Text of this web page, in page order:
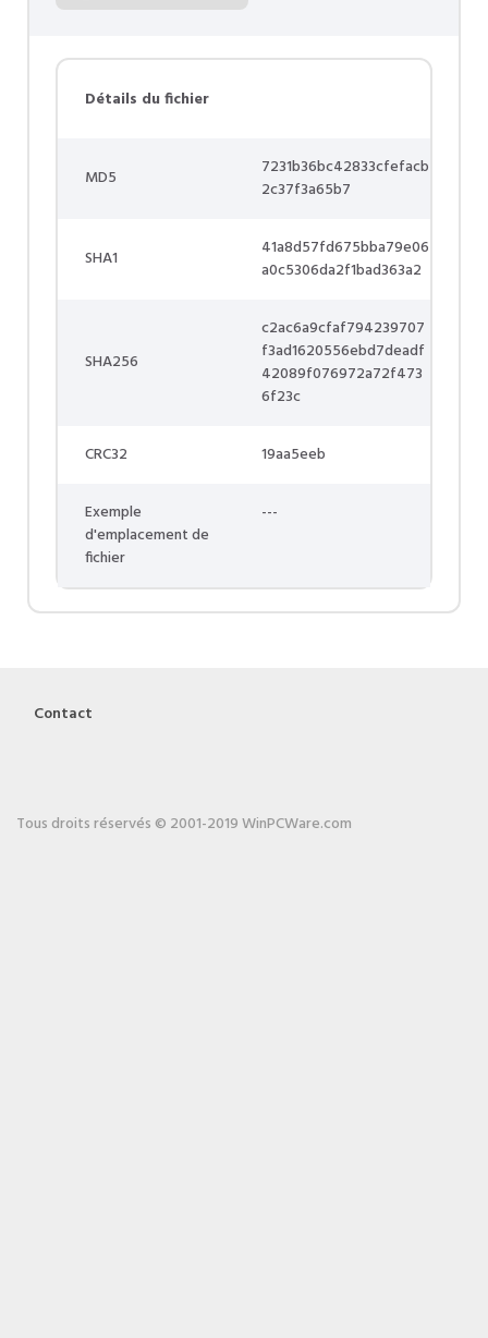
Détails du fichier
MD5
7231b36bc42833cfefacb
2c37f3a65b7
SHA1
41a8d57fd675bba79e06
a0c5306da2f1bad363a2
SHA256
c2ac6a9cfaf794239707
f3ad1620556ebd7deadf
42089f076972a72f473
6f23c
CRC32 19aa5eeb
Exemple
d'emplacement de
fichier
---
Contact
Tous droits réservés © 2001-2019 WinPCWare.com